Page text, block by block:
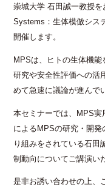
崇城大学 石田誠一教授
Systems：生体模倣シス
開催します。
MPSは、ヒトの生体機
研究や安全性評価への活
めて急速に議論が進んで
本セミナーでは、MPS
によるMPSの研究・開
り組みをされている石田
制動向についてご講演い
是非お誘い合わせの上、